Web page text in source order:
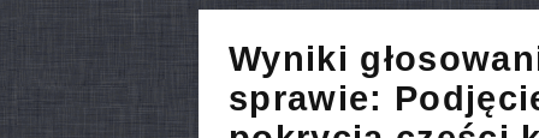
Wyniki
sprawie: